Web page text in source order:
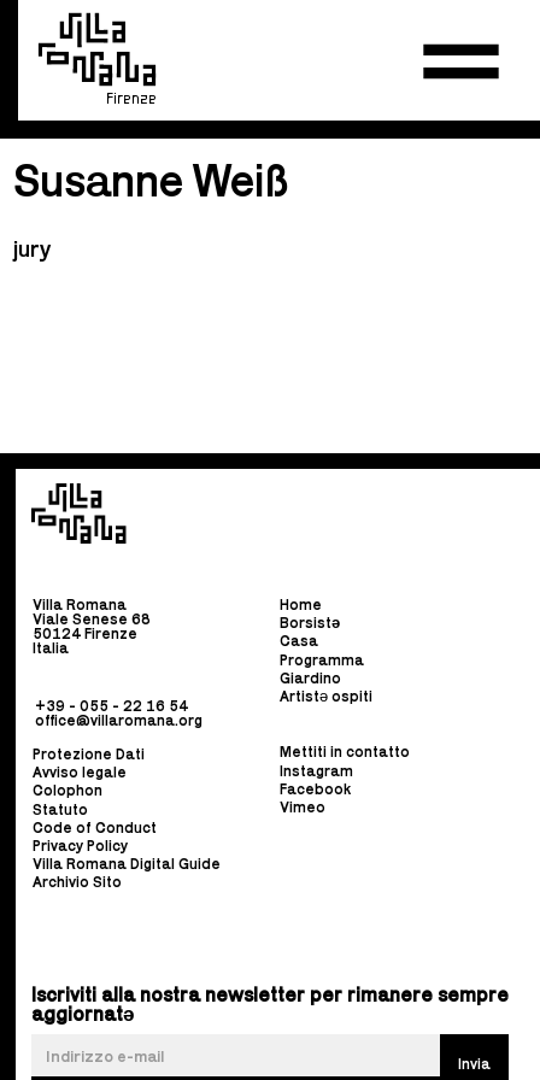
Firenze
Susanne Weiß
jury
Villa Romana
Viale Senese 68
50124 Firenze
Italia
+39 - 055 - 22 16 54
office@villaromana.org
Home
Borsistə
Casa
Programma
Giardino
Artistə ospiti
Protezione Dati
Avviso legale
Colophon
Statuto
Code of Conduct
Privacy Policy
Villa Romana Digital Guide
Archivio Sito
Mettiti in contatto
Instagram
Facebook
Vimeo
Iscriviti alla nostra newsletter per rimanere sempre
aggiornatə